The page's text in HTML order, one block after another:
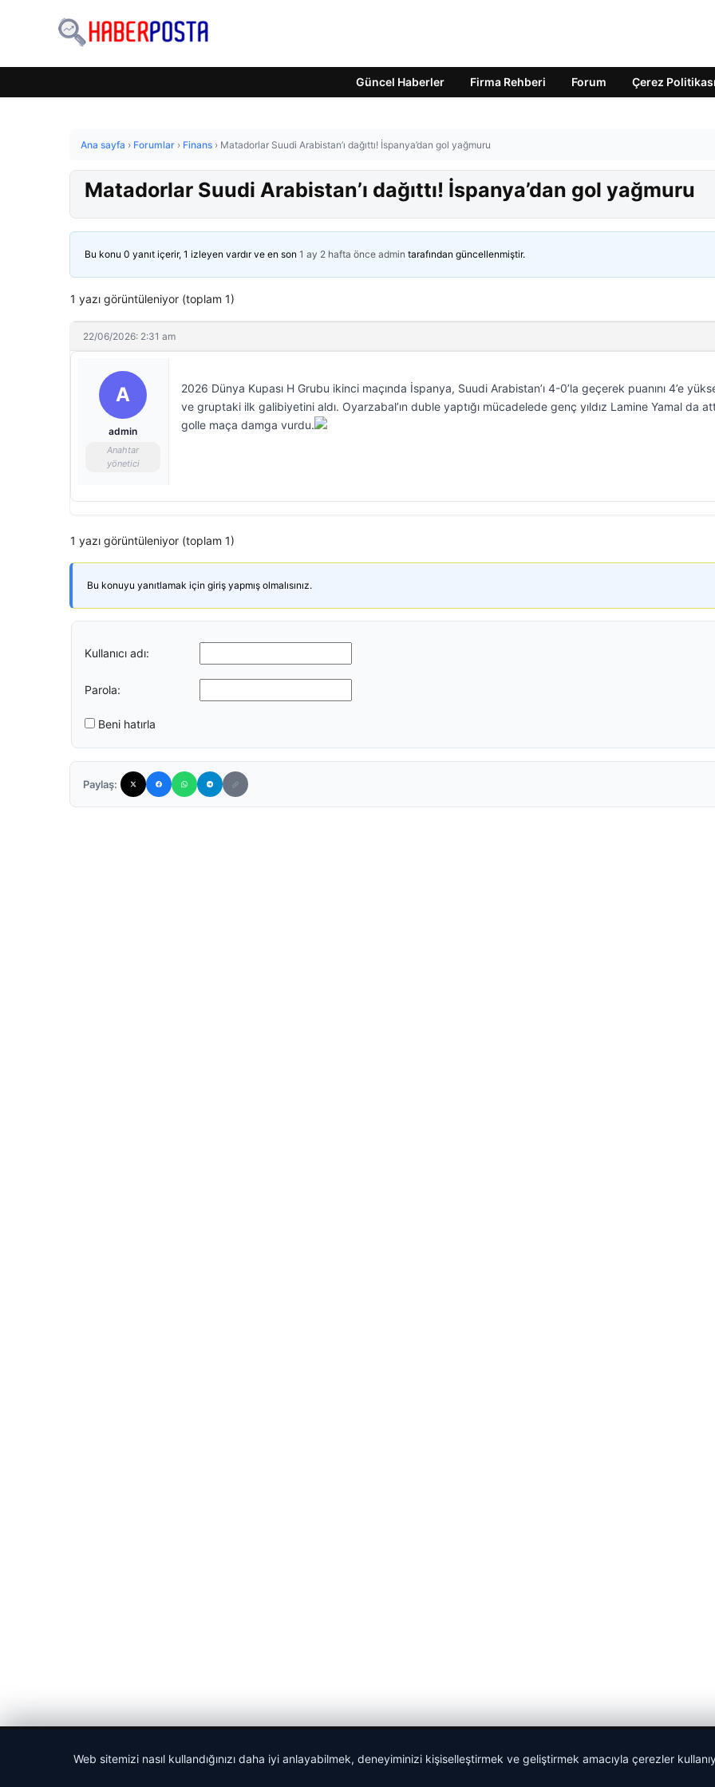
Güncel Haberler Firma Rehberi Forum Çerez Politikası
Ana sayfa › Forumlar › Finans › Matadorlar Suudi Arabistan’ı dağıttı! İspanya’dan gol yağmuru
Matadorlar Suudi Arabistan’ı dağıttı! İspanya’dan gol yağmuru
Bu konu 0 yanıt içerir, 1 izleyen vardır ve en son 1 ay 2 hafta önce admin tarafından güncellenmiştir.
1 yazı görüntüleniyor (toplam 1)
22/06/2026: 2:31 am
A
admin
Anahtar
yönetici
2026 Dünya Kupası H Grubu ikinci maçında İspanya, Suudi Arabistan’ı 4-0’la geçerek puanını 4’e
ve gruptaki ilk galibiyetini aldı. Oyarzabal’ın duble yaptığı mücadelede genç yıldız Lamine Yamal da
golle maça damga vurdu.
1 yazı görüntüleniyor (toplam 1)
Bu konuyu yanıtlamak için giriş yapmış olmalısınız.
Kullanıcı adı:
Parola:
Beni hatırla
Paylaş:
Web sitemizi nasıl kullandığınızı daha iyi anlayabilmek, deneyiminizi kişiselleştirmek ve geliştirmek amacıyla çerezler